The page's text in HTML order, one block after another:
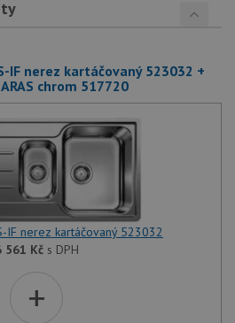
IF nerez kartáčovaný 523032 +
chrom 517720
IF nerez kartáčovaný 523032
561 Kčs DPH
+